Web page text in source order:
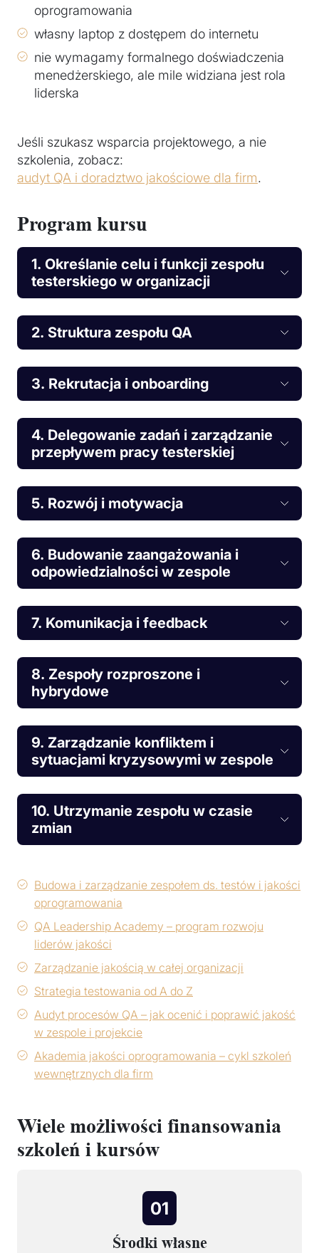
oprogramowania
własny laptop z dostępem do internetu
nie wymagamy formalnego doświadczenia
menedżerskiego, ale mile widziana jest rola
liderska
Jeśli szukasz wsparcia projektowego, a nie
szkolenia, zobacz:
audyt QA i doradztwo jakościowe dla firm.
Program kursu
1. Określanie celu i funkcji zespołu
testerskiego w organizacji
2. Struktura zespołu QA
3. Rekrutacja i onboarding
4. Delegowanie zadań i zarządzanie
przepływem pracy testerskiej
5. Rozwój i motywacja
6. Budowanie zaangażowania i
odpowiedzialności w zespole
7. Komunikacja i feedback
8. Zespoły rozproszone i
hybrydowe
9. Zarządzanie konfliktem i
sytuacjami kryzysowymi w zespole
10. Utrzymanie zespołu w czasie
zmian
Budowa i zarządzanie zespołem ds. testów i jakości
oprogramowania
QA Leadership Academy – program rozwoju
liderów jakości
Zarządzanie jakością w całej organizacji
Strategia testowania od A do Z
Audyt procesów QA – jak ocenić i poprawić jakość
w zespole i projekcie
Akademia jakości oprogramowania – cykl szkoleń
wewnętrznych dla firm
Wiele możliwości finansowania
szkoleń i kursów
01
Środki własne